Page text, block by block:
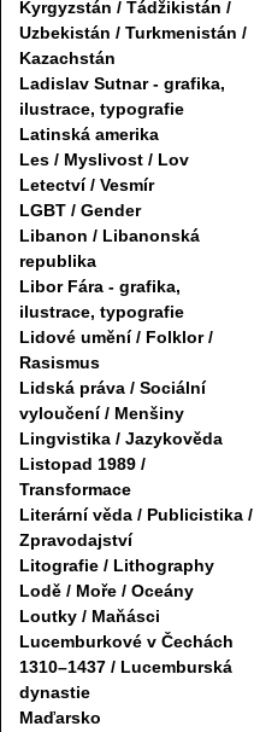
Kyrgyzstán / Tádžikistán /
Uzbekistán / Turkmenistán /
Kazachstán
Ladislav Sutnar - grafika,
ilustrace, typografie
Latinská amerika
Les / Myslivost / Lov
Letectví / Vesmír
LGBT / Gender
Libanon / Libanonská
republika
Libor Fára - grafika,
ilustrace, typografie
Lidové umění / Folklor /
Rasismus
Lidská práva / Sociální
vyloučení / Menšiny
Lingvistika / Jazykověda
Listopad 1989 /
Transformace
Literární věda / Publicistika /
Zpravodajství
Litografie / Lithography
Lodě / Moře / Oceány
Loutky / Maňásci
Lucemburkové v Čechách
1310–1437 / Lucemburská
dynastie
Maďarsko